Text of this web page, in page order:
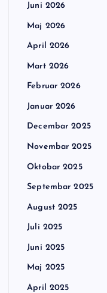
Juni 2026
Maj 2026
April 2026
Mart 2026
Februar 2026
Januar 2026
Decembar 2025
Novembar 2025
Oktobar 2025
Septembar 2025
August 2025
Juli 2025
Juni 2025
Maj 2025
April 2025